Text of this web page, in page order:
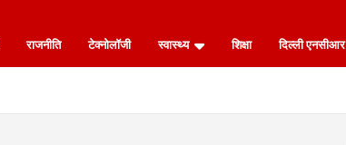
राजनीति टेक्नोलॉजी स्वास्थ्य शिक्षा दिल्ली एनसीआर